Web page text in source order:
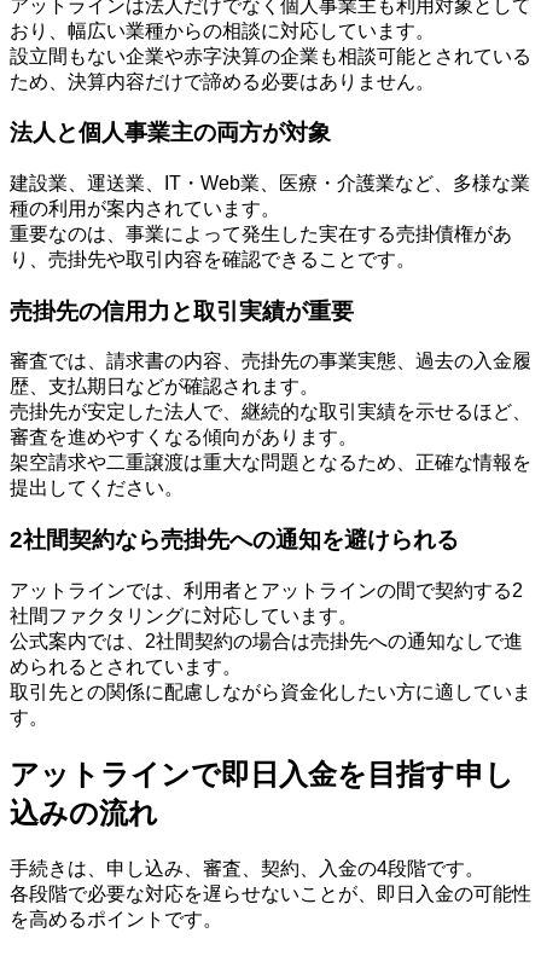
アットラインは法人だけでなく個人事業主も利用対象として
おり、幅広い業種からの相談に対応しています。
設立間もない企業や赤字決算の企業も相談可能とされている
ため、決算内容だけで諦める必要はありません。
法人と個人事業主の両方が対象
建設業、運送業、IT・Web業、医療・介護業など、多様な業
種の利用が案内されています。
重要なのは、事業によって発生した実在する売掛債権があ
り、売掛先や取引内容を確認できることです。
売掛先の信用力と取引実績が重要
審査では、請求書の内容、売掛先の事業実態、過去の入金履
歴、支払期日などが確認されます。
売掛先が安定した法人で、継続的な取引実績を示せるほど、
審査を進めやすくなる傾向があります。
架空請求や二重譲渡は重大な問題となるため、正確な情報を
提出してください。
2社間契約なら売掛先への通知を避けられる
アットラインでは、利用者とアットラインの間で契約する2
社間ファクタリングに対応しています。
公式案内では、2社間契約の場合は売掛先への通知なしで進
められるとされています。
取引先との関係に配慮しながら資金化したい方に適していま
す。
アットラインで即日入金を目指す申し
込みの流れ
手続きは、申し込み、審査、契約、入金の4段階です。
各段階で必要な対応を遅らせないことが、即日入金の可能性
を高めるポイントです。